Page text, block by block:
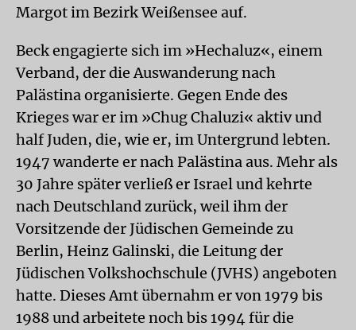
Margot im Bezirk Weißensee auf.
Beck engagierte sich im »Hechaluz«, einem
Verband, der die Auswanderung nach
Palästina organisierte. Gegen Ende des
Krieges war er im »Chug Chaluzi« aktiv und
half Juden, die, wie er, im Untergrund lebten.
1947 wanderte er nach Palästina aus. Mehr als
30 Jahre später verließ er Israel und kehrte
nach Deutschland zurück, weil ihm der
Vorsitzende der Jüdischen Gemeinde zu
Berlin, Heinz Galinski, die Leitung der
Jüdischen Volkshochschule (JVHS) angeboten
hatte. Dieses Amt übernahm er von 1979 bis
1988 und arbeitete noch bis 1994 für die